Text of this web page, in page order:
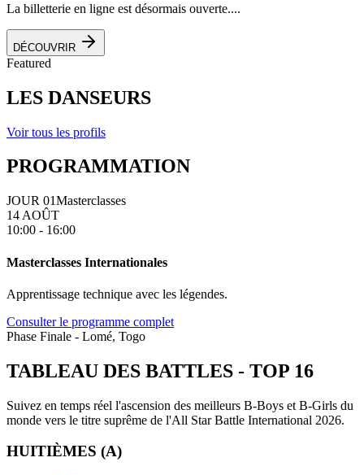
La billetterie en ligne est désormais ouverte....
DÉCOUVRIR
Featured
LES DANSEURS
Voir tous les profils
PROGRAMMATION
JOUR 01Masterclasses
14 AOÛT
10:00 - 16:00
Masterclasses Internationales
Apprentissage technique avec les légendes.
Consulter le programme complet
Phase Finale - Lomé, Togo
TABLEAU DES BATTLES - TOP 16
Suivez en temps réel l'ascension des meilleurs B-Boys et B-Girls du
monde vers le titre suprême de l'All Star Battle International 2026.
HUITIÈMES (A)